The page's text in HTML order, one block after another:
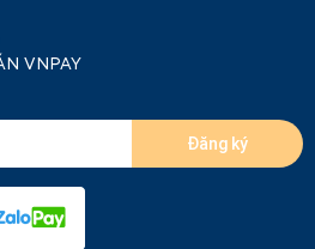
VNPAY
Đăng ký